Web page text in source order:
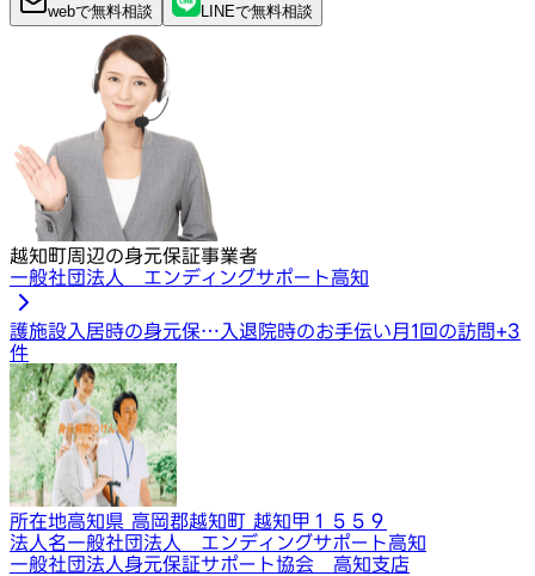
webで無料相談 LINEで無料相談
越知町周辺の身元保証事業者
一般社団法人 エンディングサポート高知
護施設入居時の身元保… 入退院時のお手伝い月1回の訪問+3
件
所在地高知県 高岡郡越知町 越知甲１５５９
法人名一般社団法人 エンディングサポート高知
一般社団法人身元保証サポート協会 高知支店